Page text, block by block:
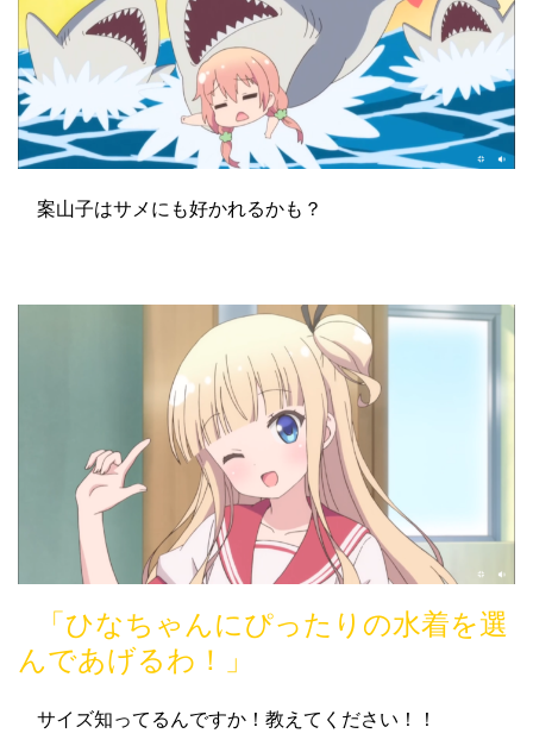
案山子はサメにも好かれるかも？
「ひなちゃんにぴったりの水着を選
んであげるわ！」
サイズ知ってるんですか！教えてください！！